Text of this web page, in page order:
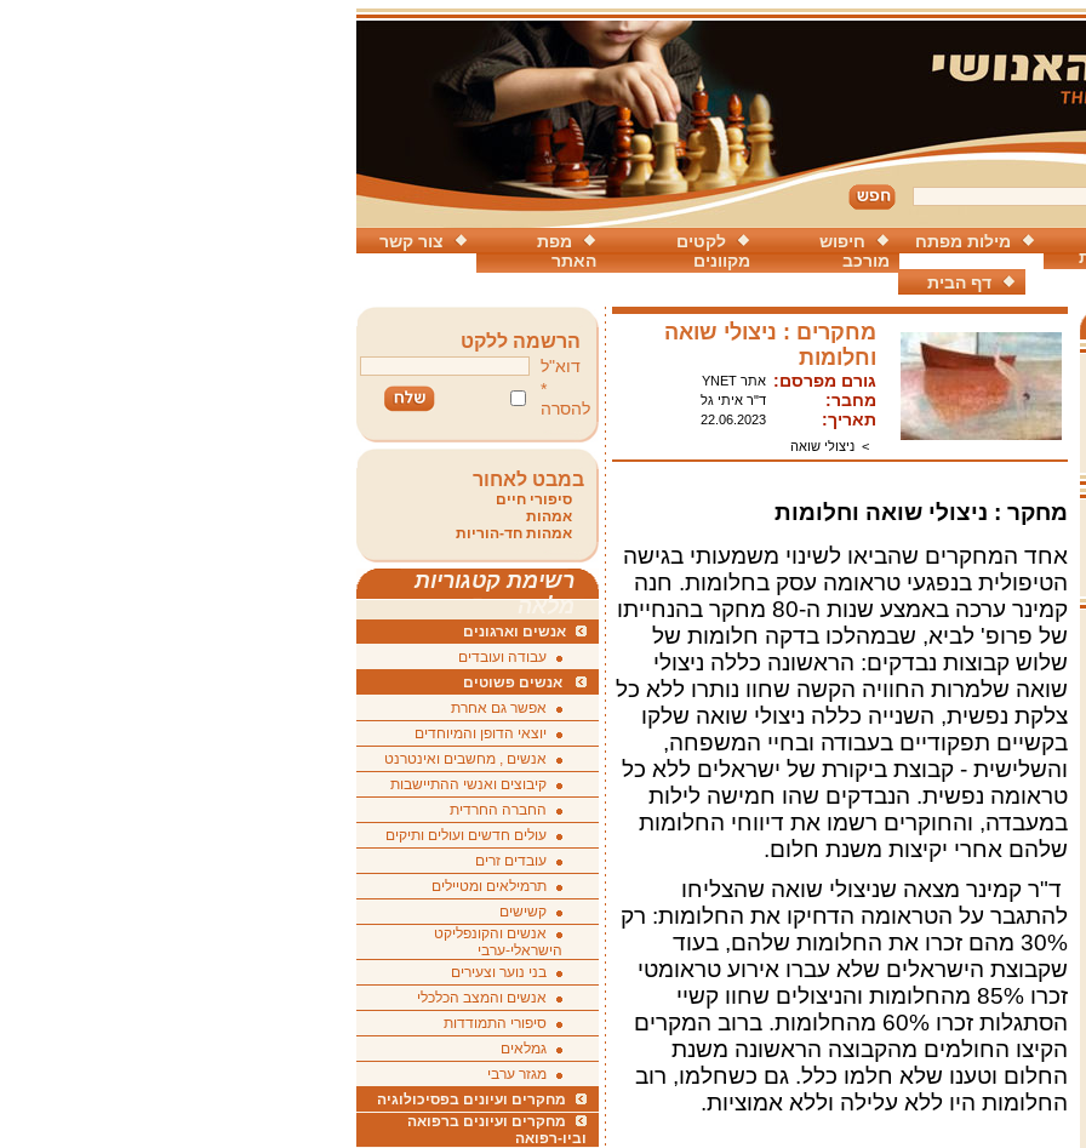
צור קשר
מפת
האתר
לקטים
מקוונים
חיפוש
מורכב
מילות מפתח
דף הבית
מחקרים : ניצולי שואה
וחלומות
גורם מפרסם: אתר YNET
מחבר: ד"ר איתי גל
תאריך:
22.06.2023
>ניצולי שואה
מחקר : ניצולי שואה וחלומות
אחד המחקרים שהביאו לשינוי משמעותי בגישה
הטיפולית בנפגעי טראומה עסק בחלומות. חנה
קמינר ערכה באמצע שנות ה-80 מחקר בהנחייתו
של פרופ' לביא, שבמהלכו בדקה חלומות של
שלוש קבוצות נבדקים: הראשונה כללה ניצולי
שואה שלמרות החוויה הקשה שחוו נותרו ללא כל
צלקת נפשית, השנייה כללה ניצולי שואה שלקו
בקשיים תפקודיים בעבודה ובחיי המשפחה,
והשלישית - קבוצת ביקורת של ישראלים ללא כל
טראומה נפשית. הנבדקים שהו חמישה לילות
במעבדה, והחוקרים רשמו את דיווחי החלומות
שלהם אחרי יקיצות משנת חלום.
ד"ר קמינר מצאה שניצולי שואה שהצליחו
להתגבר על הטראומה הדחיקו את החלומות: רק
30% מהם זכרו את החלומות שלהם, בעוד
שקבוצת הישראלים שלא עברו אירוע טראומטי
זכרו 85% מהחלומות והניצולים שחוו קשיי
הסתגלות זכרו 60% מהחלומות. ברוב המקרים
הקיצו החולמים מהקבוצה הראשונה משנת
החלום וטענו שלא חלמו כלל. גם כשחלמו, רוב
החלומות היו ללא עלילה וללא אמוציות.
הרשמה ללקט
דוא"ל
*
להסרה
במבט לאחור
סיפורי חיים
אמהות
אמהות חד-הוריות
רשימת קטגוריות
מלאה
אנשים וארגונים
עבודה ועובדים
אנשים פשוטים
אפשר גם אחרת
יוצאי הדופן והמיוחדים
אנשים , מחשבים ואינטרנט
קיבוצים ואנשי ההתיישבות
החברה החרדית
עולים חדשים ועולים ותיקים
עובדים זרים
תרמילאים ומטיילים
קשישים
אנשים והקונפליקט
הישראלי-ערבי
בני נוער וצעירים
אנשים והמצב הכלכלי
סיפורי התמודדות
גמלאים
מגזר ערבי
מחקרים ועיונים בפסיכולוגיה
מחקרים ועיונים ברפואה
וביו-רפואה